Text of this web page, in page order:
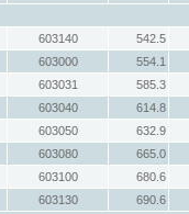
603140
542.5
603000
554.1
603031
585.3
603040
614.8
603050
632.9
603080
665.0
603100
680.6
603130
690.6